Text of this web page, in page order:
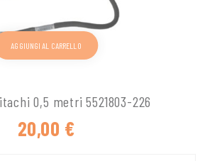
0,5 metri 5521803-226
20,00 €
AGGIUNGI AL CARRELLO